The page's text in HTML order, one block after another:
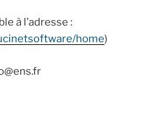
à l’adresse :
home)